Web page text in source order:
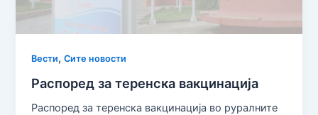
Вести,Сите новости
Распоред за теренска вакцинација
Распоред за теренска вакцинација во руралните